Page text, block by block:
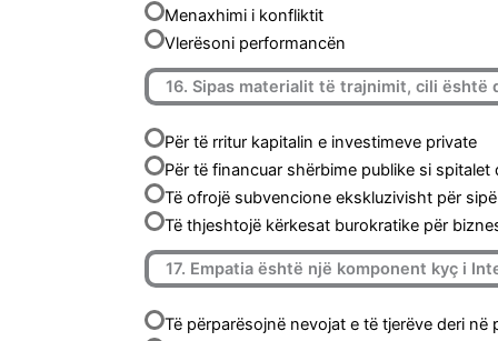
Menaxhimi i konfliktit
Vlerësoni performancën
16. Sipas materialit të trajnimit, cili
Për të rritur kapitalin e investimeve private
Për të financuar shërbime publike si spitalet
Të ofrojë subvencione ekskluzivisht për
Të thjeshtojë kërkesat burokratike për
17. Empatia është një komponent kyç i
Të përparësojnë nevojat e të tjerëve deri